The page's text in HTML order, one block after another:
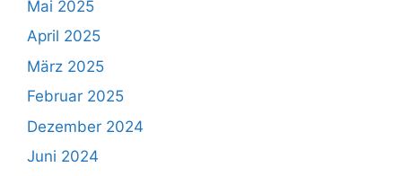
Mai 2025
April 2025
März 2025
Februar 2025
Dezember 2024
Juni 2024